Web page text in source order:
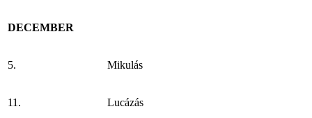
DECEMBER
5. Mikulás
11. Lucázás